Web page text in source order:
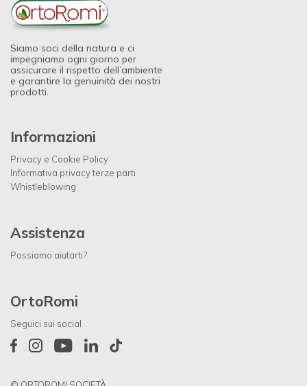
Siamo soci della natura e ci
impegniamo ogni giorno per
assicurare il rispetto dell’ambiente
e garantire la genuinità dei nostri
prodotti.
Informazioni
Privacy e Cookie Policy
Informativa privacy terze parti
Whistleblowing
Assistenza
Possiamo aiutarti?
OrtoRomi
Seguici sui social